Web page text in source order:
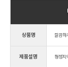
상품명 깔끔
제품설명 청정지